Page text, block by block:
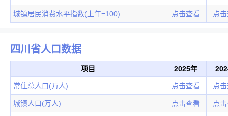
城镇居民消费水平指数(上年=100) 点击查看 点
四川省人口数据
项目 2025年
常住总人口(万人) 点击查看 点
城镇人口(万人) 点击查看 点